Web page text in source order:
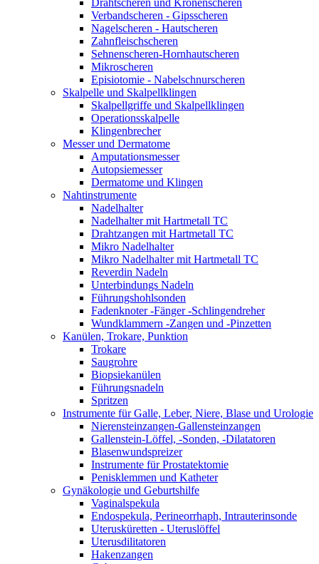
Drahtscheren und Kronenscheren
Verbandscheren - Gipsscheren
Nagelscheren - Hautscheren
Zahnfleischscheren
Sehnenscheren-Hornhautscheren
Mikroscheren
Episiotomie - Nabelschnurscheren
Skalpelle und Skalpellklingen
Skalpellgriffe und Skalpellklingen
Operationsskalpelle
Klingenbrecher
Messer und Dermatome
Amputationsmesser
Autopsiemesser
Dermatome und Klingen
Nahtinstrumente
Nadelhalter
Nadelhalter mit Hartmetall TC
Drahtzangen mit Hartmetall TC
Mikro Nadelhalter
Mikro Nadelhalter mit Hartmetall TC
Reverdin Nadeln
Unterbindungs Nadeln
Führungshohlsonden
Fadenknoter -Fänger -Schlingendreher
Wundklammern -Zangen und -Pinzetten
Kanülen, Trokare, Punktion
Trokare
Saugrohre
Biopsiekanülen
Führungsnadeln
Spritzen
Instrumente für Galle, Leber, Niere, Blase und Urologie
Nierensteinzangen-Gallensteinzangen
Gallenstein-Löffel, -Sonden, -Dilatatoren
Blasenwundspreizer
Instrumente für Prostatektomie
Penisklemmen und Katheter
Gynäkologie und Geburtshilfe
Vaginalspekula
Endospekula, Perineorrhaph, Intrauterinsonde
Uterusküretten - Uteruslöffel
Uterusdilitatoren
Hakenzangen